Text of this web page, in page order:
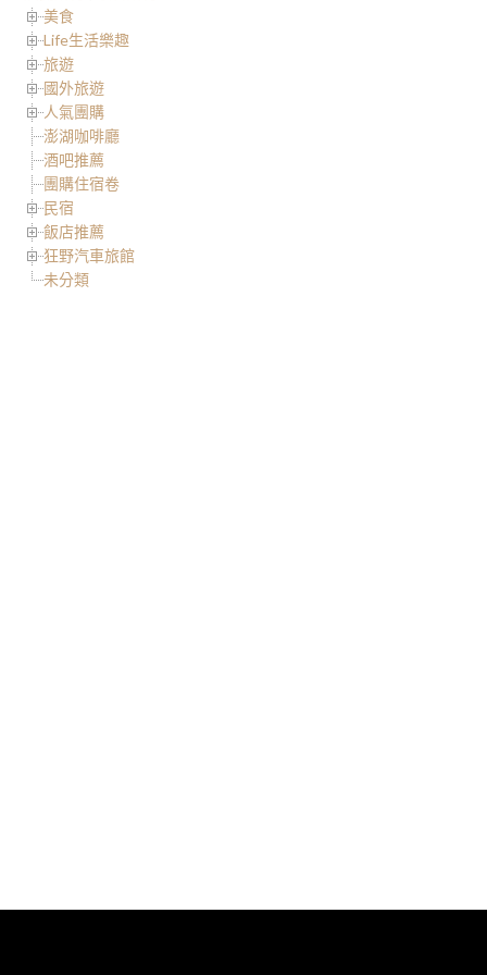
美食
Life生活樂趣
旅遊
國外旅遊
人氣團購
澎湖咖啡廳
酒吧推薦
團購住宿卷
民宿
飯店推薦
狂野汽車旅館
未分類